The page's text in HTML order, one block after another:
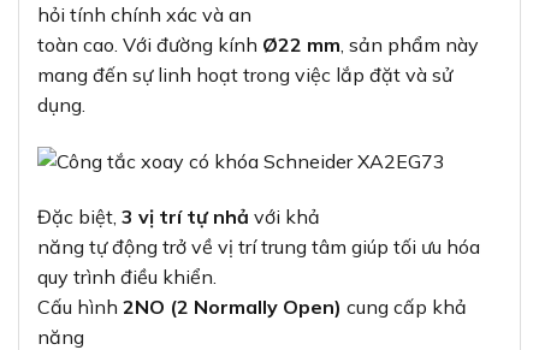
hỏi tính chính xác và an
toàn cao. Với đường kính Ø22 mm , sản phẩm này
mang đến sự linh hoạt trong việc lắp đặt và sử
dụng.
Đặc biệt, 3 vị trí tự nhả với khả
năng tự động trở về vị trí trung tâm giúp tối ưu hóa
quy trình điều khiển.
Cấu hình 2NO (2 Normally Open) cung cấp khả
năng